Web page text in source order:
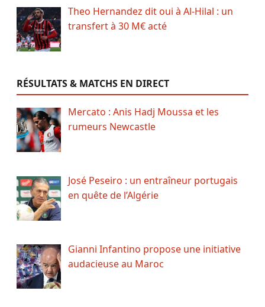
Theo Hernandez dit oui à Al-Hilal : un
transfert à 30 M€ acté
RÉSULTATS & MATCHS EN DIRECT
Mercato : Anis Hadj Moussa et les
rumeurs Newcastle
José Peseiro : un entraîneur portugais
en quête de l’Algérie
Gianni Infantino propose une initiative
audacieuse au Maroc